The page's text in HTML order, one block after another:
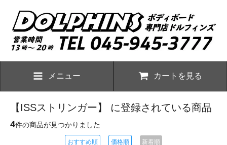
メニュー カートを見る
【ISSストリンガー】 に登録されている商品
4件の商品が見つかりました
おすすめ順 価格順 新着順